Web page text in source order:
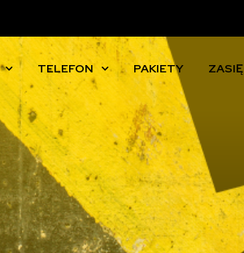
TELEFON PAKIETY